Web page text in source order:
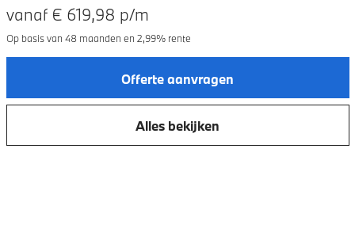
vanaf € 619,98 p/m
Op basis van 48maanden en 2,99% rente
Offerte aanvragen
Alles bekijken